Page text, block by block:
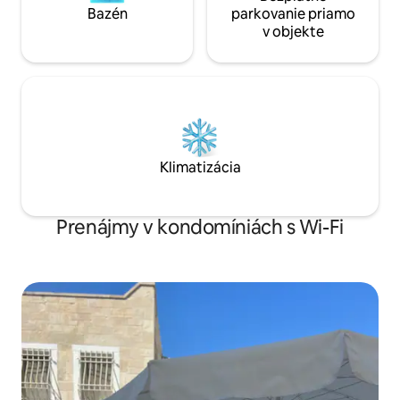
Bazén
parkovanie priamo
v objekte
Klimatizácia
Prenájmy v kondomíniách s Wi-Fi